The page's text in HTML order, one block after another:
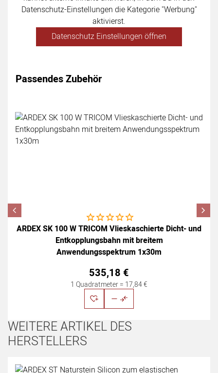
Datenschutz-Einstellungen die Kategorie "Werbung"
aktivierst.
Datenschutz Einstellungen öffnen
Passendes Zubehör
Zubehör überspringen
Noch keine Bewertungen abgegeben
ARDEX SK 100 W TRICOM Vlieskaschierte Dicht- und
Entkopplungsbahn mit breitem
Anwendungsspektrum 1x30m
535,18 €
1 Quadratmeter = 17,84€
WEITERE ARTIKEL DES
HERSTELLERS
Artikel überspringen